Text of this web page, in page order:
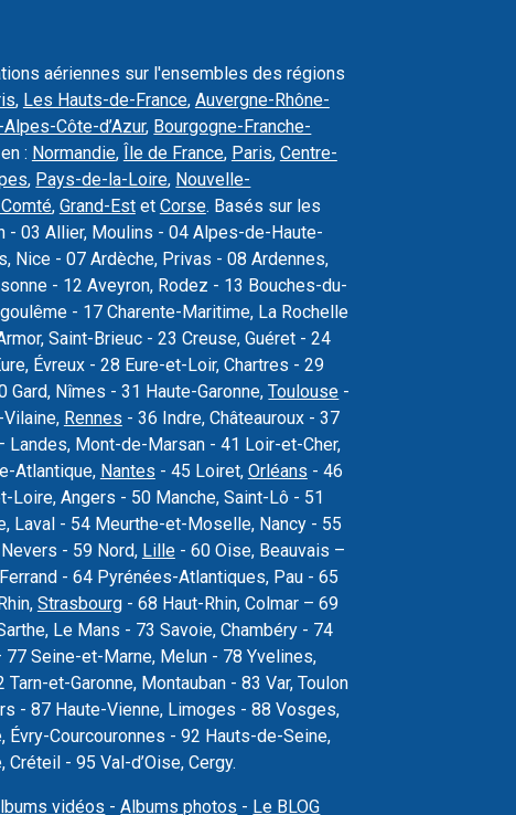
aériennes sur l'ensembles des régions
, Les Hauts-de-France, Auvergne-Rhône-
Côte-d’Azur, Bourgogne-Franche-
: Normandie, Île de France, Paris, Centre-
, Pays-de-la-Loire, Nouvelle-
, Grand-Estet Corse. Basés sur les
- 03 Allier, Moulins - 04 Alpes-de-Haute-
Nice - 07 Ardèche, Privas - 08 Ardennes,
- 12 Aveyron, Rodez - 13 Bouches-du-
- 17 Charente-Maritime, La Rochelle
Saint-Brieuc - 23 Creuse, Guéret - 24
Évreux - 28 Eure-et-Loir, Chartres - 29
Gard, Nîmes - 31 Haute-Garonne,Toulouse -
Rennes - 36 Indre, Châteauroux - 37
Landes, Mont-de-Marsan - 41 Loir-et-Cher,
Atlantique, Nantes - 45 Loiret, Orléans - 46
Loire, Angers - 50 Manche, Saint-Lô - 51
Laval - 54 Meurthe-et-Moselle, Nancy - 55
- 59 Nord, Lille- 60 Oise, Beauvais –
- 64 Pyrénées-Atlantiques, Pau - 65
Strasbourg- 68 Haut-Rhin, Colmar – 69
Le Mans - 73 Savoie, Chambéry - 74
Seine-et-Marne, Melun - 78 Yvelines,
et-Garonne, Montauban - 83 Var, Toulon
- 87 Haute-Vienne, Limoges - 88 Vosges,
Évry-Courcouronnes - 92 Hauts-de-Seine,
- 95 Val-d’Oise, Cergy.
vidéos -Albums photos - Le BLOG